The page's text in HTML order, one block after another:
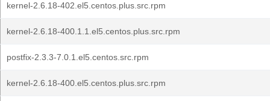
kernel-2.6.18-402.el5.centos.plus.src.rpm
kernel-2.6.18-400.1.1.el5.centos.plus.src.rpm
postfix-2.3.3-7.0.1.el5.centos.src.rpm
kernel-2.6.18-400.el5.centos.plus.src.rpm